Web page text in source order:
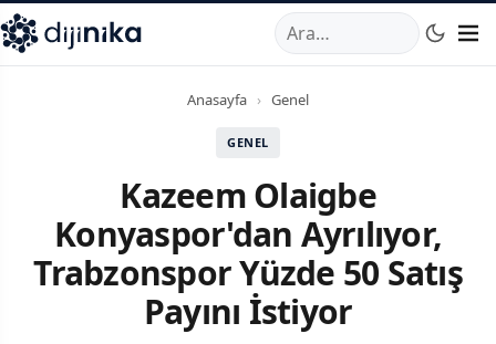
,Marmara Mahallesi,Beylikdüzü34520TRTelefon:0850
Anasayfa › Genel
GENEL
Kazeem Olaigbe
Konyaspor'dan Ayrılıyor,
Trabzonspor Yüzde 50 Satış
Payını İstiyor